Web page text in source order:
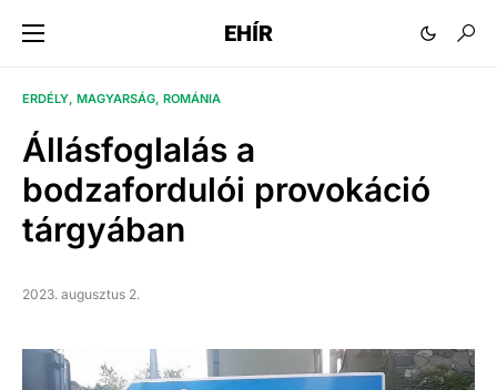
EHÍR
ERDÉLY MAGYARSÁG ROMÁNIA
Állásfoglalás a
bodzafordulói provokáció
tárgyában
2023. augusztus 2.